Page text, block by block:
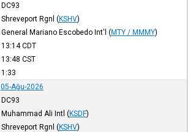
DC93
Shreveport Rgnl (KSHV)
General Mariano Escobedo Int'l (MTY / MMMY)
13:14CDT
13:48 CST
1:33
05-Ağu-2026
DC93
Muhammad Ali Intl (KSDF)
Shreveport Rgnl (KSHV)